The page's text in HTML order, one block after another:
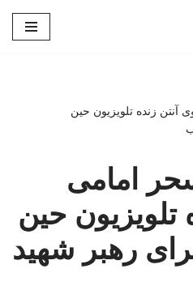
آنتن زنده تلویزیون حین
امامی
تلویزیون حین
رهبر شهید